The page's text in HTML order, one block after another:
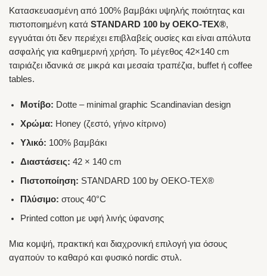
Κατασκευασμένη από 100% βαμβάκι υψηλής ποιότητας και
πιστοποιημένη κατά STANDARD 100 by OEKO-TEX®,
εγγυάται ότι δεν περιέχει επιβλαβείς ουσίες και είναι απόλυτα
ασφαλής για καθημερινή χρήση. Το μέγεθος 42×140 cm
ταιριάζει ιδανικά σε μικρά και μεσαία τραπέζια, buffet ή coffee
tables.
Μοτίβο: Dotte – minimal graphic Scandinavian design
Χρώμα: Honey (ζεστό, γήινο κίτρινο)
Υλικό: 100% βαμβάκι
Διαστάσεις: 42 × 140 cm
Πιστοποίηση: STANDARD 100 by OEKO-TEX®
Πλύσιμο: στους 40°C
Printed cotton με υφή λινής ύφανσης
Μια κομψή, πρακτική και διαχρονική επιλογή για όσους
αγαπούν το καθαρό και φυσικό nordic στυλ.